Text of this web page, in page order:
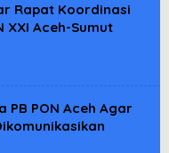
Rapat Koordinasi
XXI Aceh-Sumut
PB PON Aceh Agar